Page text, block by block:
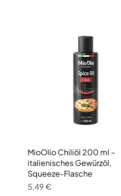
Vista rapida
MioOlio Chiliöl 200 ml –
italienisches Gewürzöl,
Squeeze-Flasche
Prezzo
5,49 €